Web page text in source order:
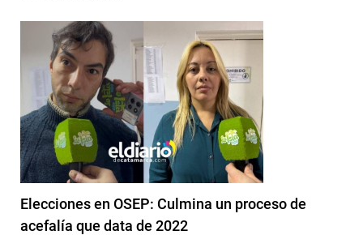
Elecciones en OSEP: Culmina un proceso de
acefalía que data de 2022